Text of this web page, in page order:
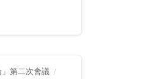
第二次會議